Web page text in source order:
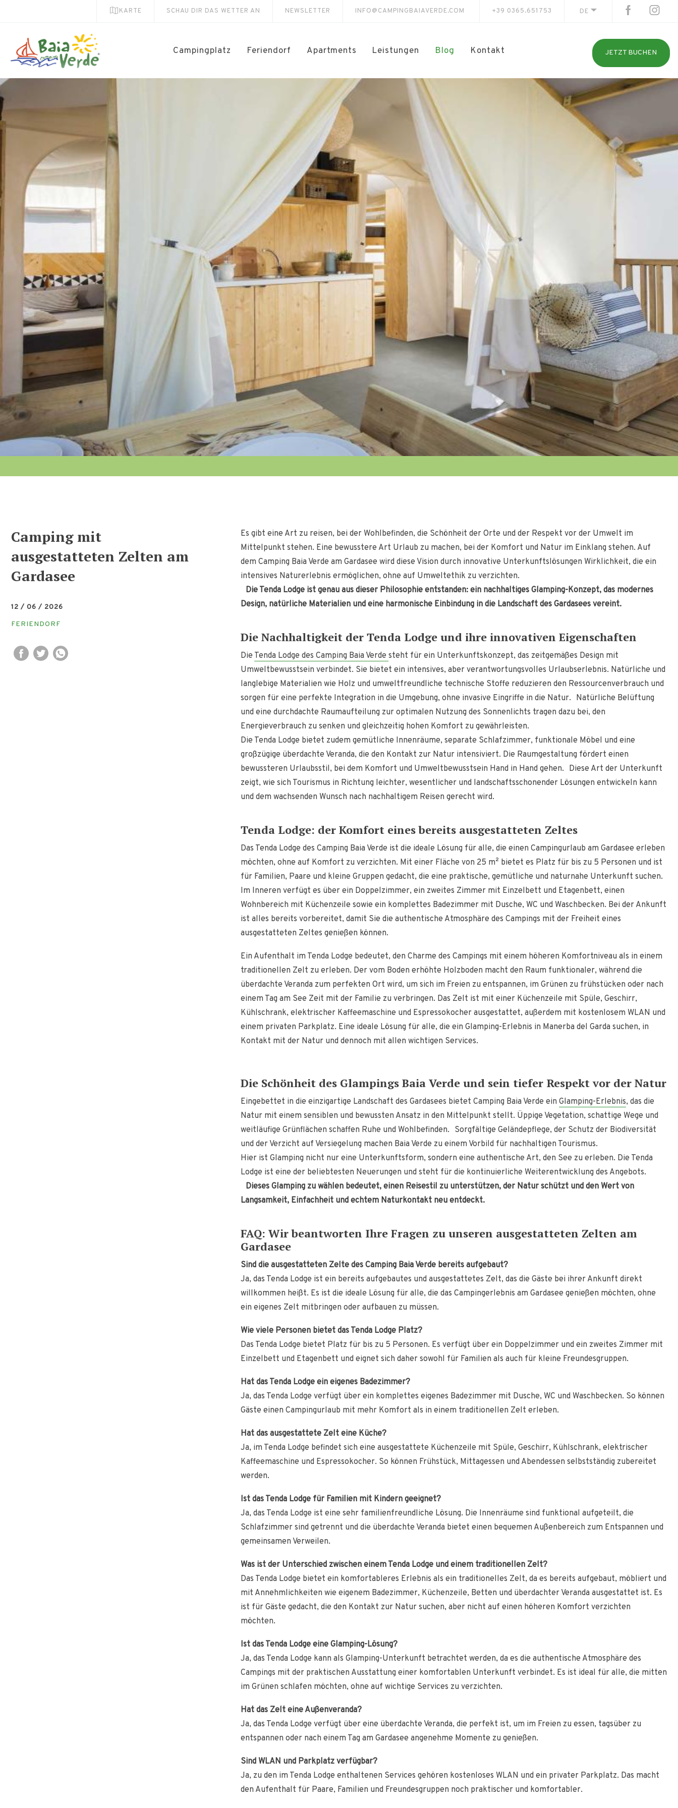
KARTE SCHAU DIR DAS WETTER AN NEWSLETTER INFO@CAMPINGBAIAVERDE.COM +39 0365.651753 DE
Campingplatz Feriendorf Apartments Leistungen Blog Kontakt JETZT BUCHEN
Camping mit
ausgestatteten Zelten am
Gardasee
12 / 06 / 2026
FERIENDORF
Es gibt eine Art zu reisen, bei der Wohlbefinden, die Schönheit der Orte und der Respekt vor der Umwelt im
Mittelpunkt stehen. Eine bewusstere Art Urlaub zu machen, bei der Komfort und Natur im Einklang stehen. Auf
dem Camping Baia Verde am Gardasee wird diese Vision durch innovative Unterkunftslösungen Wirklichkeit, die ein
intensives Naturerlebnis ermöglichen, ohne auf Umweltethik zu verzichten.
Die Tenda Lodge ist genau aus dieser Philosophie entstanden: ein nachhaltiges Glamping-Konzept, das modernes
Design, natürliche Materialien und eine harmonische Einbindung in die Landschaft des Gardasees vereint.
Die Nachhaltigkeit der Tenda Lodge und ihre innovativen Eigenschaften
Die Tenda Lodge des Camping Baia Verde steht für ein Unterkunftskonzept, das zeitgemäßes Design mit
Umweltbewusstsein verbindet. Sie bietet ein intensives, aber verantwortungsvolles Urlaubserlebnis. Natürliche und
langlebige Materialien wie Holz und umweltfreundliche technische Stoffe reduzieren den Ressourcenverbrauch und
sorgen für eine perfekte Integration in die Umgebung, ohne invasive Eingriffe in die Natur. Natürliche Belüftung
und eine durchdachte Raumaufteilung zur optimalen Nutzung des Sonnenlichts tragen dazu bei, den
Energieverbrauch zu senken und gleichzeitig hohen Komfort zu gewährleisten.
Die Tenda Lodge bietet zudem gemütliche Innenräume, separate Schlafzimmer, funktionale Möbel und eine
großzügige überdachte Veranda, die den Kontakt zur Natur intensiviert. Die Raumgestaltung fördert einen
bewussteren Urlaubsstil, bei dem Komfort und Umweltbewusstsein Hand in Hand gehen. Diese Art der Unterkunft
zeigt, wie sich Tourismus in Richtung leichter, wesentlicher und landschaftsschonender Lösungen entwickeln kann
und dem wachsenden Wunsch nach nachhaltigem Reisen gerecht wird.
Tenda Lodge: der Komfort eines bereits ausgestatteten Zeltes
Das Tenda Lodge des Camping Baia Verde ist die ideale Lösung für alle, die einen Campingurlaub am Gardasee erleben
möchten, ohne auf Komfort zu verzichten. Mit einer Fläche von 25 m² bietet es Platz für bis zu 5 Personen und ist
für Familien, Paare und kleine Gruppen gedacht, die eine praktische, gemütliche und naturnahe Unterkunft suchen.
Im Inneren verfügt es über ein Doppelzimmer, ein zweites Zimmer mit Einzelbett und Etagenbett, einen
Wohnbereich mit Küchenzeile sowie ein komplettes Badezimmer mit Dusche, WC und Waschbecken. Bei der Ankunft
ist alles bereits vorbereitet, damit Sie die authentische Atmosphäre des Campings mit der Freiheit eines
ausgestatteten Zeltes genießen können.
Ein Aufenthalt im Tenda Lodge bedeutet, den Charme des Campings mit einem höheren Komfortniveau als in einem
traditionellen Zelt zu erleben. Der vom Boden erhöhte Holzboden macht den Raum funktionaler, während die
überdachte Veranda zum perfekten Ort wird, um sich im Freien zu entspannen, im Grünen zu frühstücken oder nach
einem Tag am See Zeit mit der Familie zu verbringen. Das Zelt ist mit einer Küchenzeile mit Spüle, Geschirr,
Kühlschrank, elektrischer Kaffeemaschine und Espressokocher ausgestattet, außerdem mit kostenlosem WLAN und
einem privaten Parkplatz. Eine ideale Lösung für alle, die ein Glamping-Erlebnis in Manerba del Garda suchen, in
Kontakt mit der Natur und dennoch mit allen wichtigen Services.
Die Schönheit des Glampings Baia Verde und sein tiefer Respekt vor der Natur
Eingebettet in die einzigartige Landschaft des Gardasees bietet Camping Baia Verde ein Glamping-Erlebnis, das die
Natur mit einem sensiblen und bewussten Ansatz in den Mittelpunkt stellt. Üppige Vegetation, schattige Wege und
weitläufige Grünflächen schaffen Ruhe und Wohlbefinden. Sorgfältige Geländepflege, der Schutz der Biodiversität
und der Verzicht auf Versiegelung machen Baia Verde zu einem Vorbild für nachhaltigen Tourismus.
Hier ist Glamping nicht nur eine Unterkunftsform, sondern eine authentische Art, den See zu erleben. Die Tenda
Lodge ist eine der beliebtesten Neuerungen und steht für die kontinuierliche Weiterentwicklung des Angebots.
Dieses Glamping zu wählen bedeutet, einen Reisestil zu unterstützen, der Natur schützt und den Wert von
Langsamkeit, Einfachheit und echtem Naturkontakt neu entdeckt.
FAQ: Wir beantworten Ihre Fragen zu unseren ausgestatteten Zelten am
Gardasee
Sind die ausgestatteten Zelte des Camping Baia Verde bereits aufgebaut?
Ja, das Tenda Lodge ist ein bereits aufgebautes und ausgestattetes Zelt, das die Gäste bei ihrer Ankunft direkt
willkommen heißt. Es ist die ideale Lösung für alle, die das Campingerlebnis am Gardasee genießen möchten, ohne
ein eigenes Zelt mitbringen oder aufbauen zu müssen.
Wie viele Personen bietet das Tenda Lodge Platz?
Das Tenda Lodge bietet Platz für bis zu 5 Personen. Es verfügt über ein Doppelzimmer und ein zweites Zimmer mit
Einzelbett und Etagenbett und eignet sich daher sowohl für Familien als auch für kleine Freundesgruppen.
Hat das Tenda Lodge ein eigenes Badezimmer?
Ja, das Tenda Lodge verfügt über ein komplettes eigenes Badezimmer mit Dusche, WC und Waschbecken. So können
Gäste einen Campingurlaub mit mehr Komfort als in einem traditionellen Zelt erleben.
Hat das ausgestattete Zelt eine Küche?
Ja, im Tenda Lodge befindet sich eine ausgestattete Küchenzeile mit Spüle, Geschirr, Kühlschrank, elektrischer
Kaffeemaschine und Espressokocher. So können Frühstück, Mittagessen und Abendessen selbstständig zubereitet
werden.
Ist das Tenda Lodge für Familien mit Kindern geeignet?
Ja, das Tenda Lodge ist eine sehr familienfreundliche Lösung. Die Innenräume sind funktional aufgeteilt, die
Schlafzimmer sind getrennt und die überdachte Veranda bietet einen bequemen Außenbereich zum Entspannen und
gemeinsamen Verweilen.
Was ist der Unterschied zwischen einem Tenda Lodge und einem traditionellen Zelt?
Das Tenda Lodge bietet ein komfortableres Erlebnis als ein traditionelles Zelt, da es bereits aufgebaut, möbliert und
mit Annehmlichkeiten wie eigenem Badezimmer, Küchenzeile, Betten und überdachter Veranda ausgestattet ist. Es
ist für Gäste gedacht, die den Kontakt zur Natur suchen, aber nicht auf einen höheren Komfort verzichten
möchten.
Ist das Tenda Lodge eine Glamping-Lösung?
Ja, das Tenda Lodge kann als Glamping-Unterkunft betrachtet werden, da es die authentische Atmosphäre des
Campings mit der praktischen Ausstattung einer komfortablen Unterkunft verbindet. Es ist ideal für alle, die mitten
im Grünen schlafen möchten, ohne auf wichtige Services zu verzichten.
Hat das Zelt eine Außenveranda?
Ja, das Tenda Lodge verfügt über eine überdachte Veranda, die perfekt ist, um im Freien zu essen, tagsüber zu
entspannen oder nach einem Tag am Gardasee angenehme Momente zu genießen.
Sind WLAN und Parkplatz verfügbar?
Ja, zu den im Tenda Lodge enthaltenen Services gehören kostenloses WLAN und ein privater Parkplatz. Das macht
den Aufenthalt für Paare, Familien und Freundesgruppen noch praktischer und komfortabler.